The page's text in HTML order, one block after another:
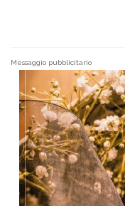
Messaggio pubblicitario